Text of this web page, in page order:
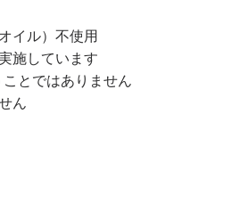
イル）不使用
施しています
とではありません
ん